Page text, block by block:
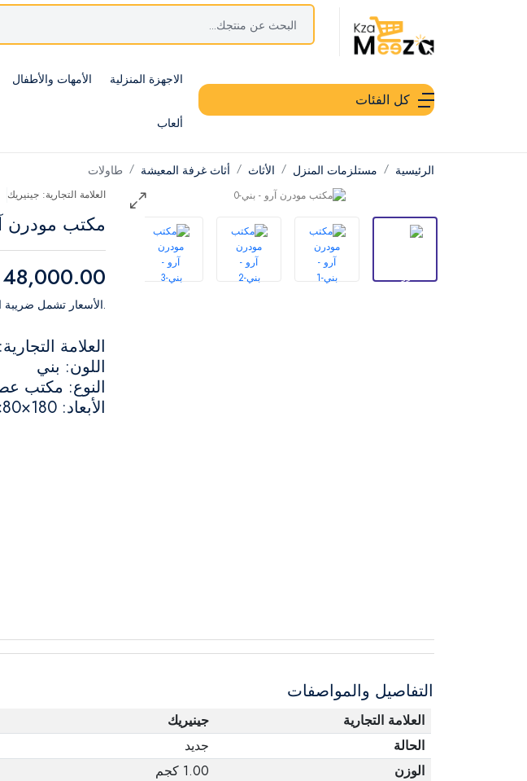
كل الفئات
الاجهزة المنزلية الأمهات والأطفال
ألعاب
الرئيسية مستلزمات المنزل الأثاث أثاث غرفة المعيشة طاولات
العلامة التجارية: جينيريك
مكتب مودرن
48,000.00
.الأسعار تشمل ضريبة
العلامة
اللون: بني
النوع: مكتب
الأبعاد: 180×80×75 سم
التفاصيل والمواصفات
العلامة التجارية
جينيريك
الحالة
جديد
الوزن
1.00 كجم